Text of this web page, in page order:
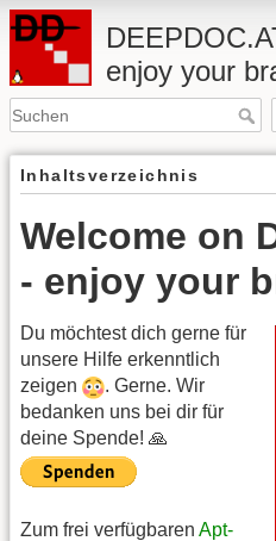
enjoy your
Inhaltsverzeichnis
Welcome on
- enjoy your
Du möchtest dich gerne für
unsere Hilfe erkenntlich
zeigen
. Gerne. Wir
bedanken uns bei dir für
deine Spende! 🙏
Zum frei verfügbaren Apt-